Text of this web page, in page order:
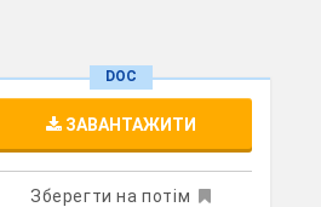
DOC
ЗАВАНТАЖИТИ
Зберегти на потім